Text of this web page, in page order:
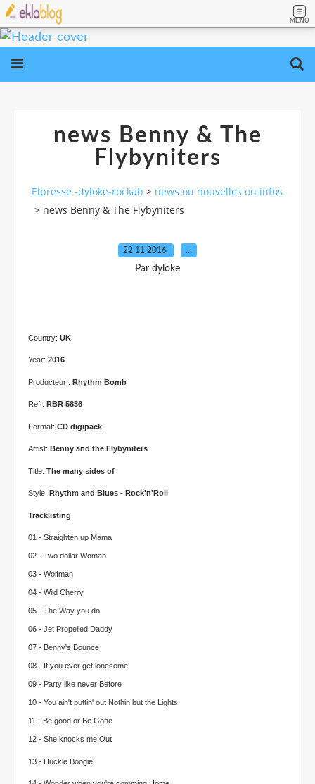
MENU
news Benny & The
Flybyniters
Elpresse -dyloke-rockab > news ou nouvelles ou infos
> news Benny & The Flybyniters
22.11.2016 …
Par dyloke
Country: UK
Year: 2016
Producteur : Rhythm Bomb
Ref.: RBR 5836
Format: CD digipack
Artist: Benny and the Flybyniters
Title: The many sides of
Style: Rhythm and Blues - Rock'n'Roll
Tracklisting
01 - Straighten up Mama
02 - Two dollar Woman
03 - Wolfman
04 - Wild Cherry
05 - The Way you do
06 - Jet Propelled Daddy
07 - Benny's Bounce
08 - If you ever get lonesome
09 - Party like never Before
10 - You ain't puttin' out Nothin but the Lights
11 - Be good or Be Gone
12 - She knocks me Out
13 - Huckle Boogie